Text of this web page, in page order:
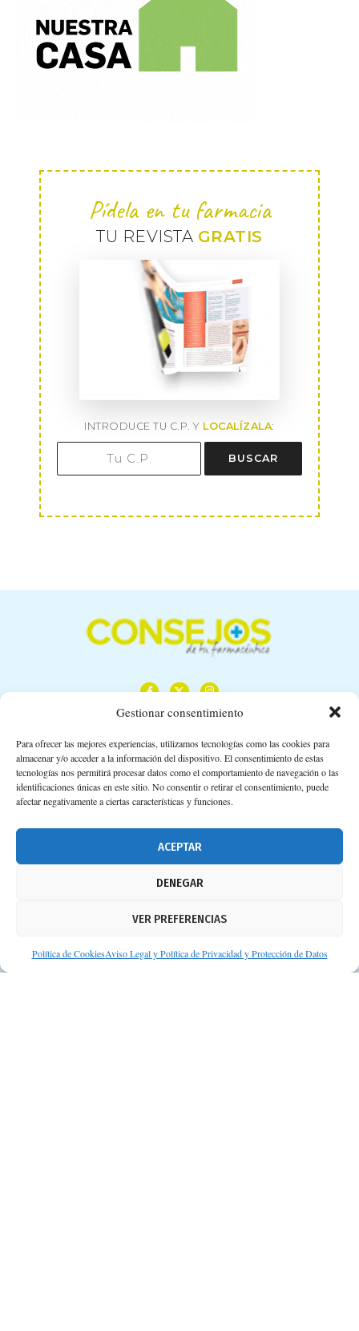
Gestionar consentimiento
Para ofrecer las mejores experiencias, utilizamos tecnologías como las cookies para
almacenar y/o acceder a la información del dispositivo. El consentimiento de estas
tecnologías nos permitirá procesar datos como el comportamiento de navegación o las
identificaciones únicas en este sitio. No consentir o retirar el consentimiento, puede
afectar negativamente a ciertas características y funciones.
ACEPTAR
DENEGAR
VER PREFERENCIAS
Política de CookiesAviso Legal y Política de Privacidad y Protección de Datos
Pídela en tu farmacia
TU REVISTA GRATIS
INTRODUCE TU C.P. Y LOCALÍZALA:
BUSCAR
Calle Camino de los Descubrimientos, 11,
Planta 3ª 41092 – Sevilla
674 02 62 03
Aviso legal
Protección de datos personales
Suscripción a Newsletter